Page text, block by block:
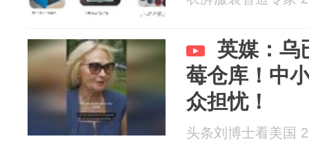
英媒：乌
莓仓库！中
众担忧！
头条刘博士看美国